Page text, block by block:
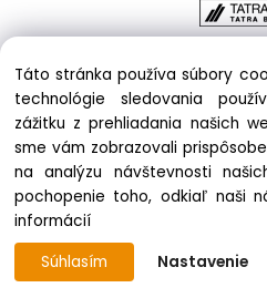
Copyright © 2017
hajekova@kreativnypapier.sk
Odstúpenie
+421
Táto stránka používa súbory
technológie sledovania
zážitku z prehliadania našich
sme vám zobrazovali
na analýzu návštevnosti
pochopenie toho, odkiaľ naši
informácií
Súhlasím
Nastavenie